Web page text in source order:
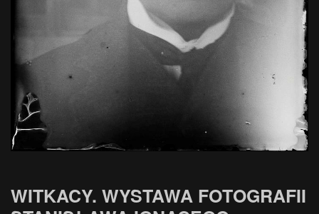
WITKACY. WYSTAWA FOTOGRAFII